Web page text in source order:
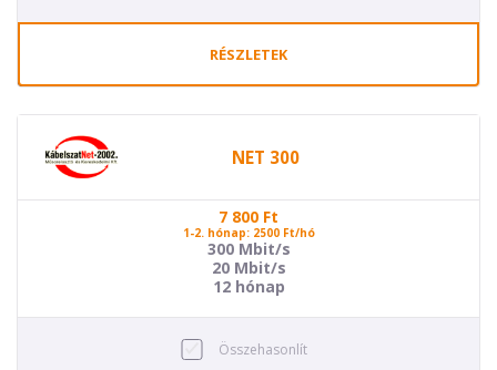
RÉSZLETEK
NET 300
7 800 Ft
1-2. hónap: 2500 Ft/hó
300 Mbit/s
20 Mbit/s
12 hónap
Összehasonlít